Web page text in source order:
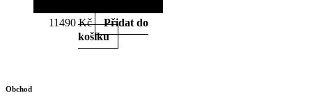
11490Kč
Přidat do
košíku
Obchod